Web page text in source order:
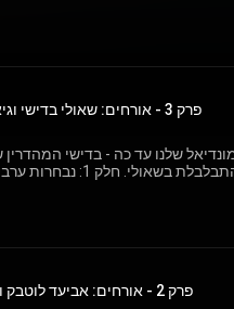
legend and the double item.
972504740040 Website:
bit.ly/3MAv5XZ Instagram:פרק 3 - אורחים: שאולי בדישי וגיא חניה ⋮ בערך מונדיאל
שלנו עד כה - בדישי
והמעברונים
פרק 2 - אורחים: אביעד לוטבק ורז גולן ⋮ בערך מונדיאל